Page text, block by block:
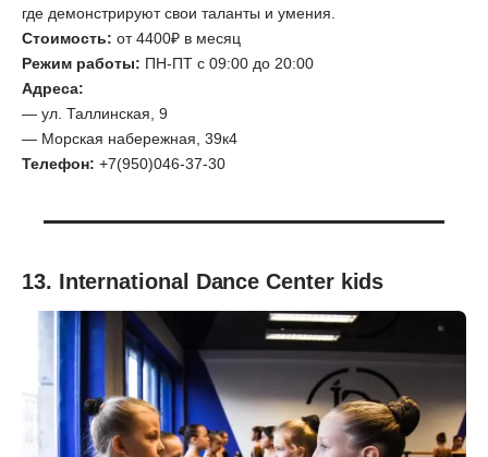
где демонстрируют свои таланты и умения.
Стоимость: от 4400₽ в месяц
Режим работы: ПН-ПТ с 09:00 до 20:00
Адреса:
— ул. Таллинская, 9
— Морская набережная, 39к4
Телефон: +7(950)046-37-30
13. International Dance Center kids